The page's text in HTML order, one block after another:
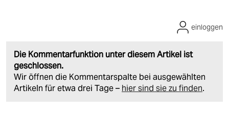
Die Kommentarfunktion unter diesem Artikel ist
geschlossen.
Wir öffnen die Kommentarspalte bei ausgewählten
Artikeln für etwa drei Tage – hier sind sie zu finden.
einloggen